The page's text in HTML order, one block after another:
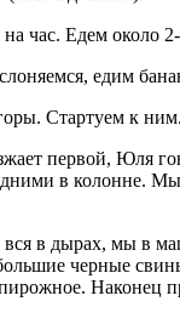
час. Едем около 2-
едим
Стартуем к ним.
первой, Юля
в колонне. Мы
вся в дырах, мы в
черные
Наконец